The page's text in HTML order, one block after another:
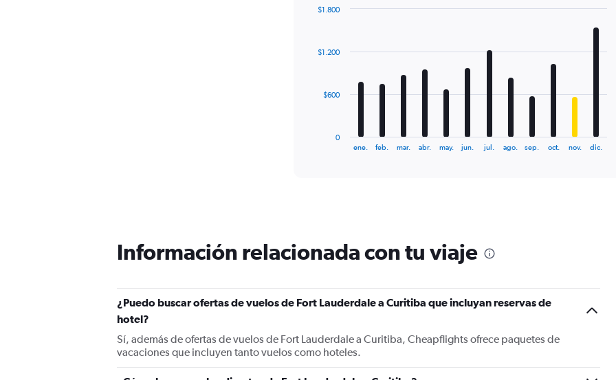
12
The
chart
has
Y
axis
Range:
0
to
ene. feb. mar. abr. may. jun. jul. ago. sep. oct. nov. dic.
0
$600
$1.200
$1.800
Información relacionada con tu viaje
¿Puedo buscar ofertas de vuelos de Fort Lauderdale a Curitiba que incluyan reservas de
hotel?
Sí, además de ofertas de vuelos de Fort Lauderdale a Curitiba, Cheapflights ofrece paquetes de
vacaciones que incluyen tanto vuelos como hoteles.